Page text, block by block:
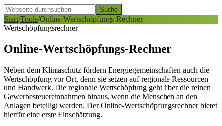
Webseite
durchsuchen
Hide
Search
Start/Tools/Online-Wertschöpfungs-Rechner
Wertschöpfungsrechner
Online-Wertschöpfungs-Rechner
Neben dem Klimaschutz fördern Energiegemeinschaften auch die
Wertschöpfung vor Ort, denn sie setzen auf regionale Ressourcen
und Handwerk. Die regionale Wertschöpfung geht über die reinen
Gewerbesteuereinnahmen hinaus, wenn die Menschen an den
Anlagen beteiligt werden. Der Online-Wertschöpfungsrechner bietet
hierfür eine erste Einschätzung.